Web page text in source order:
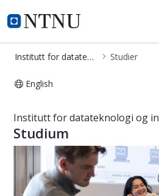
NTNU Hjemmeside
Institutt for
Institutt for datateknologi og informatikk Studier
English
Institutt for datateknologi og
Studium